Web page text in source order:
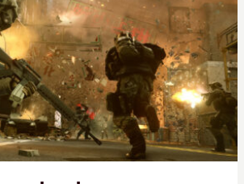
puis virer le reste.P.